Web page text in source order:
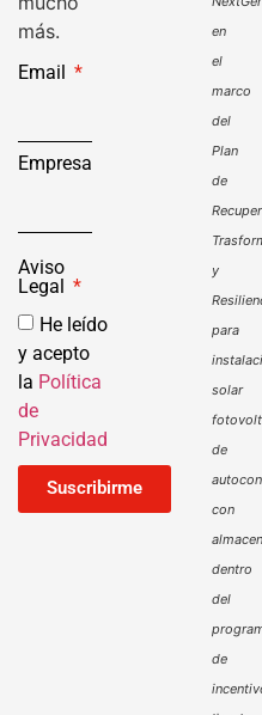
más.
Email
Empresa
Aviso
Legal
He leído
y acepto
la Política
de
Privacidad
Suscribirme
en
el
marco
del
Plan
de
y
para
solar
de
con
dentro
del
de